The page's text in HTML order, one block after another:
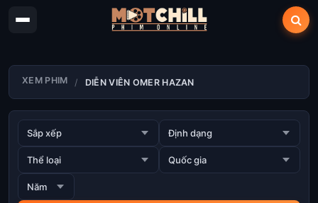
XEM PHIM DIỄN VIÊN OMER HAZAN